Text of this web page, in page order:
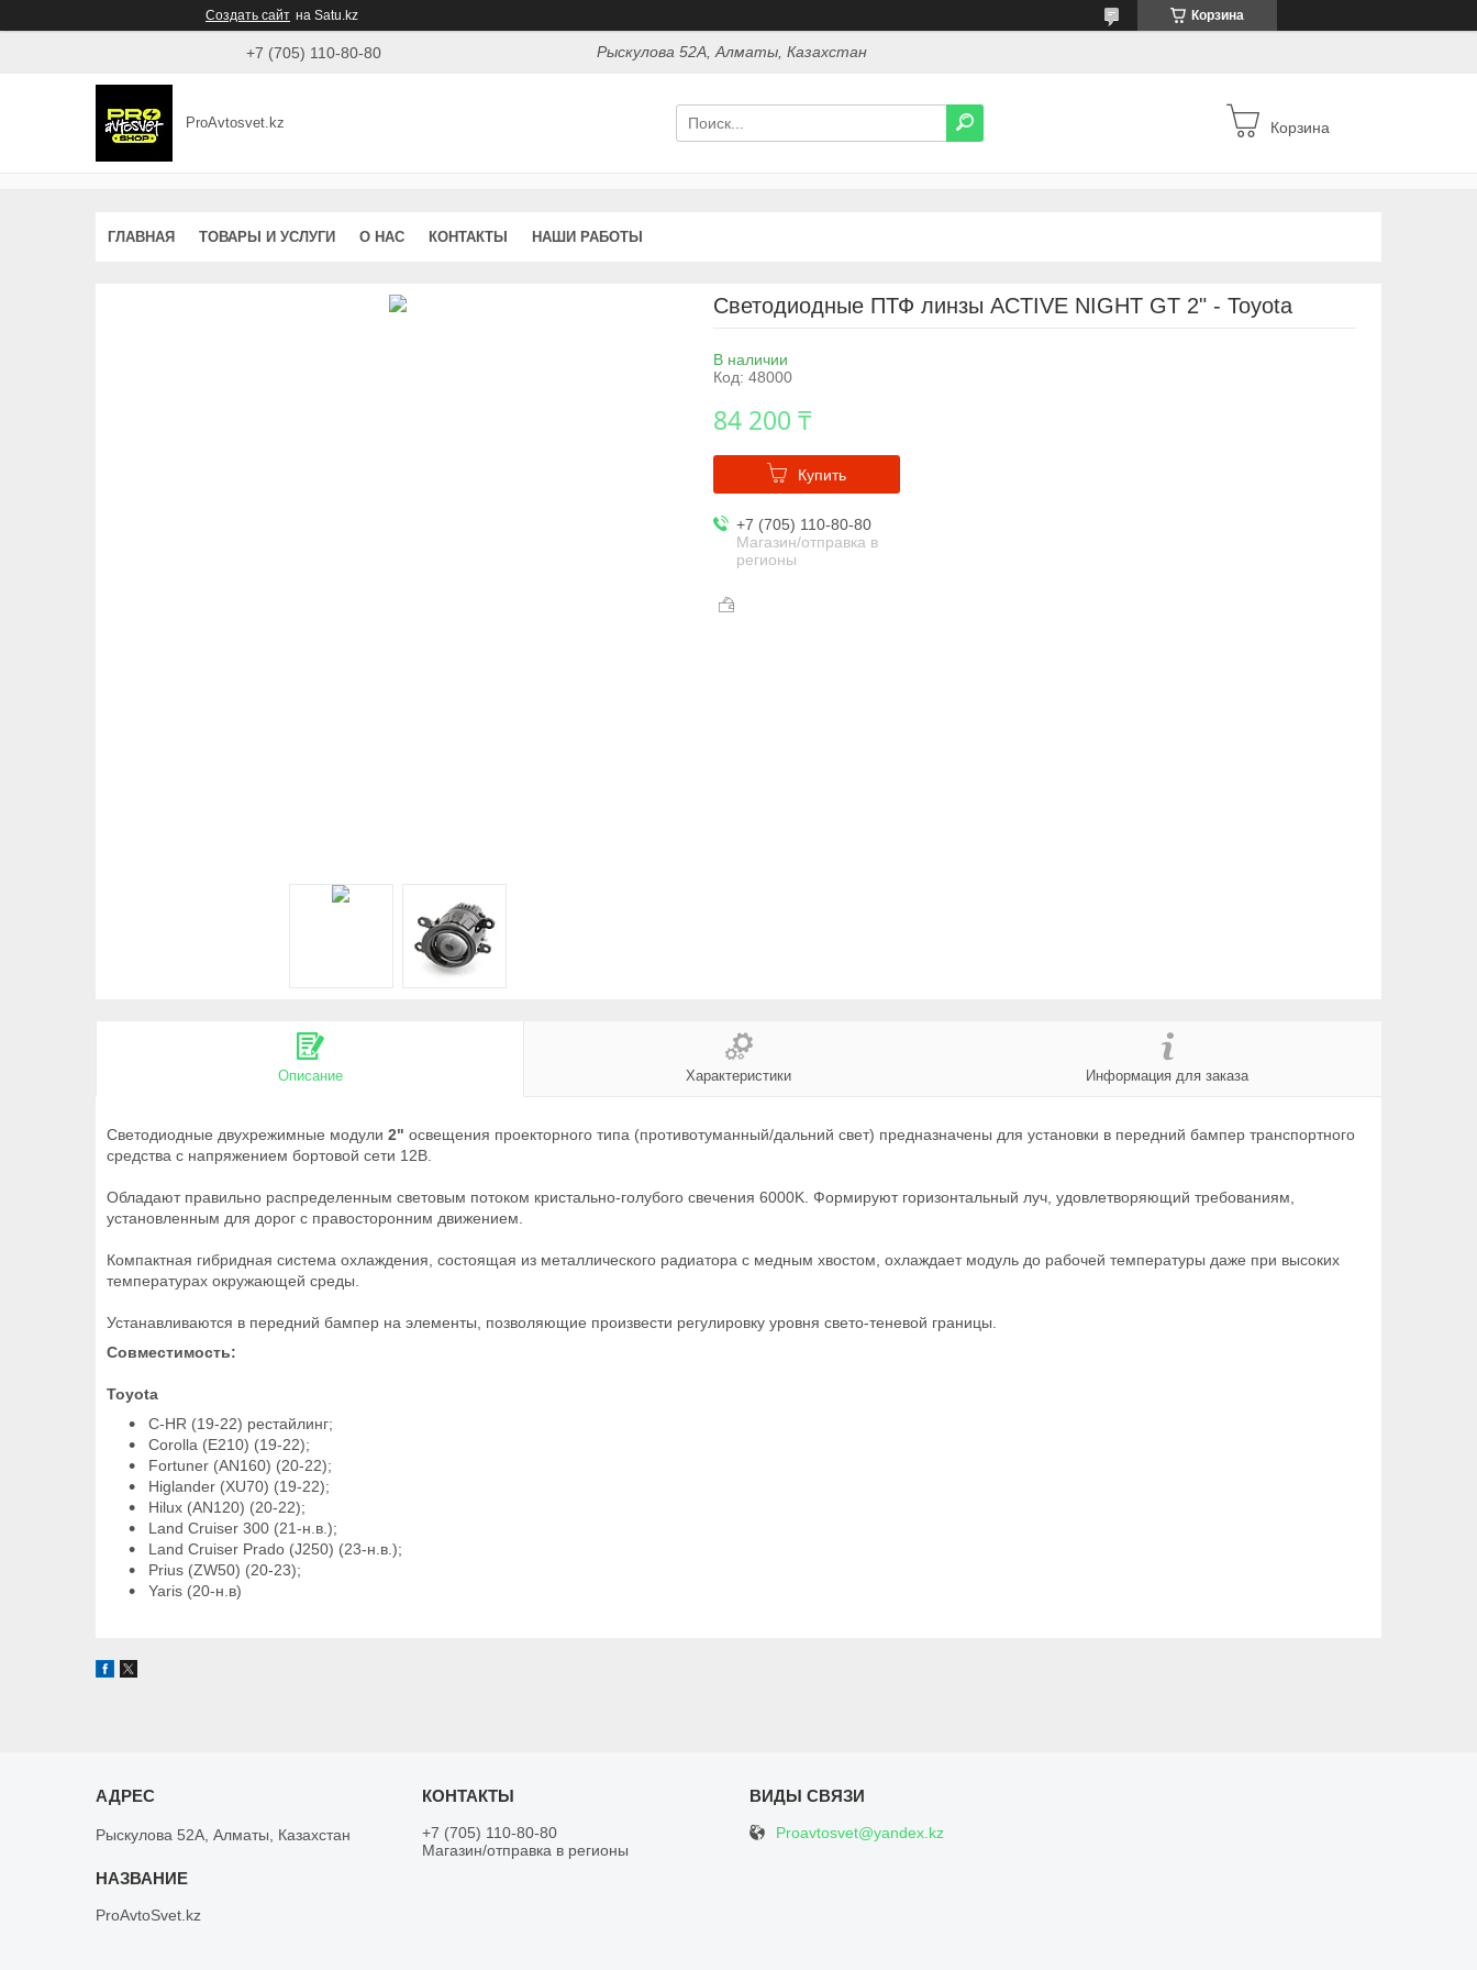
Создать сайт на Satu.kz Корзина
+7 (705) 110-80-80 Рыскулова 52А, Алматы, Казахстан
ProAvtosvet.kz Корзина
ГЛАВНАЯ ТОВАРЫ И УСЛУГИ О НАС КОНТАКТЫ НАШИ РАБОТЫ
Светодиодные ПТФ линзы ACTIVE NIGHT GT 2" - Toyota
В наличии
Код: 48000
84 200 ₸
Купить
+7 (705) 110-80-80
Магазин/отправка в
регионы
Описание Характеристики Информация для заказа
Светодиодные двухрежимные модули 2" освещения проекторного типа (противотуманный/дальний свет) предназначены для установки в передний бампер транспортного
средства с напряжением бортовой сети 12В.
Обладают правильно распределенным световым потоком кристально-голубого свечения 6000K. Формируют горизонтальный луч, удовлетворяющий требованиям,
установленным для дорог с правосторонним движением.
Компактная гибридная система охлаждения, состоящая из металлического радиатора с медным хвостом, охлаждает модуль до рабочей температуры даже при высоких
температурах окружающей среды.
Устанавливаются в передний бампер на элементы, позволяющие произвести регулировку уровня свето-теневой границы.
Совместимость:
Toyota
C-HR (19-22) рестайлинг;
Corolla (E210) (19-22);
Fortuner (AN160) (20-22);
Higlander (XU70) (19-22);
Hilux (AN120) (20-22);
Land Cruiser 300 (21-н.в.);
Land Cruiser Prado (J250) (23-н.в.);
Prius (ZW50) (20-23);
Yaris (20-н.в)
Рыскулова 52А, Алматы, Казахстан
ProAvtoSvet.kz
+7 (705) 110-80-80
Магазин/отправка в регионы
Proavtosvet@yandex.kz